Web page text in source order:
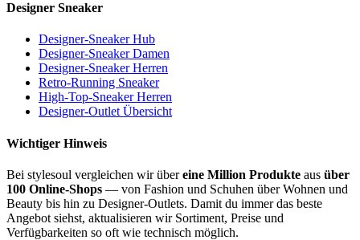
Designer Sneaker
Designer-Sneaker Hub
Designer-Sneaker Damen
Designer-Sneaker Herren
Retro-Running Sneaker
High-Top-Sneaker Herren
Designer-Outlet Übersicht
Wichtiger Hinweis
Bei stylesoul vergleichen wir übereine Million Produkte aus über
100 Online-Shops — von Fashion und Schuhen über Wohnen und
Beauty bis hin zu Designer-Outlets. Damit du immer das beste
Angebot siehst, aktualisieren wir Sortiment, Preise und
Verfügbarkeiten so oft wie technisch möglich.